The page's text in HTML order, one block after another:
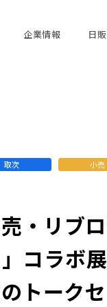
企業情報 日
取次 小売
・リブ
コラボ
トーク